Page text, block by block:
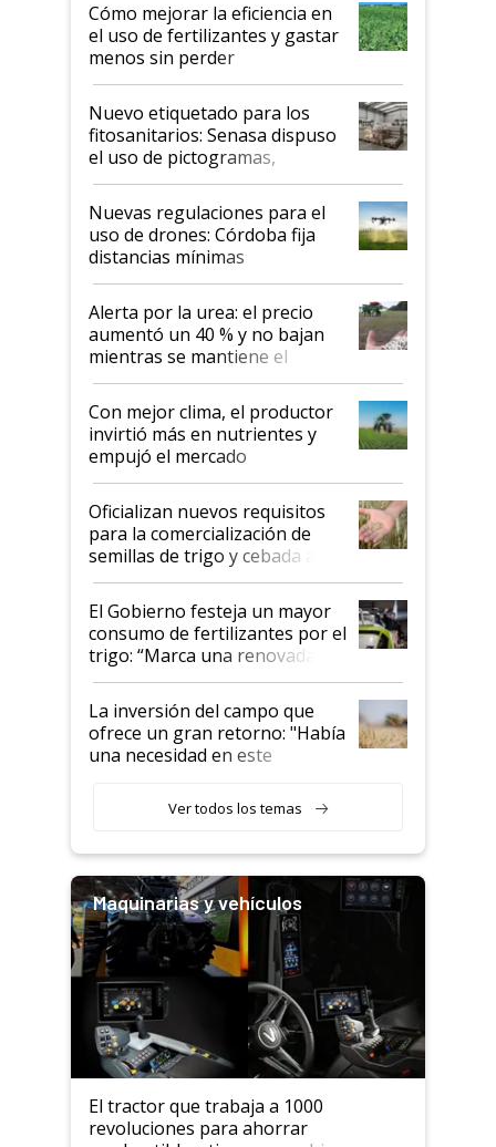
Cómo mejorar la eficiencia en
el uso de fertilizantes y gastar
menos sin perder
productividad en la campaña
fina
Nuevo etiquetado para los
fitosanitarios: Senasa dispuso
el uso de pictogramas,
palabras de advertencia e
indicaciones
Nuevas regulaciones para el
uso de drones: Córdoba fija
distancias mínimas
Alerta por la urea: el precio
aumentó un 40 % y no bajan
mientras se mantiene el
conflicto en Medio Oriente
Con mejor clima, el productor
invirtió más en nutrientes y
empujó el mercado
Oficializan nuevos requisitos
para la comercialización de
semillas de trigo y cebada a
granel
El Gobierno festeja un mayor
consumo de fertilizantes por el
trigo: “Marca una renovada
confianza de los productores”
La inversión del campo que
ofrece un gran retorno: "Había
una necesidad en este
Ver todos los temas
Maquinarias y vehículos
El tractor que trabaja a 1000
revoluciones para ahorrar